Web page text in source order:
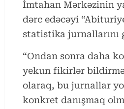
İmtahan Mərkəzinin
dərc edəcəyi
statistika jurnallarını
“Ondan sonra daha
yekun fikirlər
olaraq, bu jurnallar
konkret danışmaq